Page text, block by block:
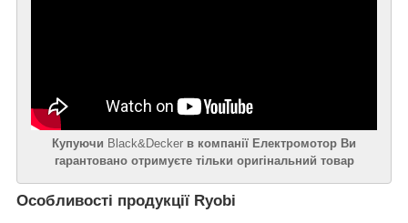
Купуючи Black&Decker в компанії Електромотор Ви
гарантовано отримуєте тільки оригінальний товар
Особливості продукції Ryobi